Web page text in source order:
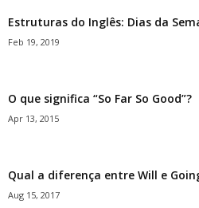
Estruturas do Inglês: Dias da
Feb 19, 2019
O que significa “So Far So Good”?
Apr 13, 2015
Qual a diferença entre Will e
Aug 15, 2017